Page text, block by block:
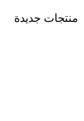
منتجات جديدة